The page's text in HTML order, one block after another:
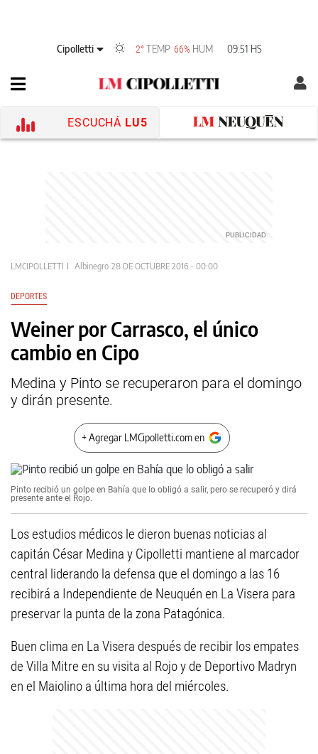
Cipolletti 2° TEMP 66% HUM 09:51 HS
ESCUCHÁ LU5
LMCIPOLLETTI Albinegro 28 DE OCTUBRE 2016 - 00:00
DEPORTES
Weiner por Carrasco, el único
cambio en Cipo
Medina y Pinto se recuperaron para el domingo
y dirán presente.
+ Agregar LMCipolletti.com en
Pinto recibió un golpe en Bahía que lo obligó a salir, pero se recuperó y dirá
presente ante el Rojo.
Los estudios médicos le dieron buenas noticias al
capitán César Medina y Cipolletti mantiene al marcador
central liderando la defensa que el domingo a las 16
recibirá a Independiente de Neuquén en La Visera para
preservar la punta de la zona Patagónica.
Buen clima en La Visera después de recibir los empates
de Villa Mitre en su visita al Rojo y de Deportivo Madryn
en el Maiolino a última hora del miércoles.